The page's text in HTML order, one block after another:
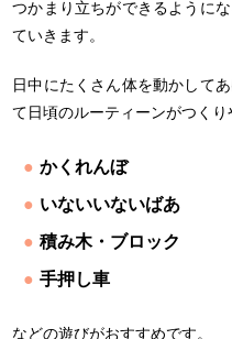
つかまり立ちができるように
ていきます。
日中にたくさん体を動かして
て日頃のルーティーンがつくり
かくれんぼ
いないいないばあ
積み木・ブロック
手押し車
などの遊びがおすすめです。